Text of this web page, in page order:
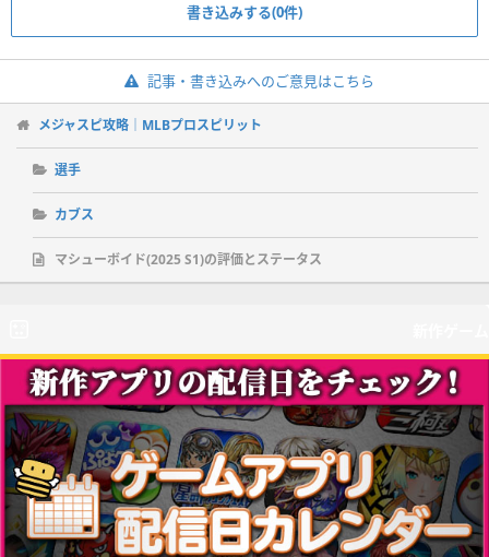
書き込みする(0件)
記事・書き込みへのご意見はこちら
メジャスピ攻略｜MLBプロスピリット
選手
カブス
マシューボイド(2025 S1)の評価とステータス